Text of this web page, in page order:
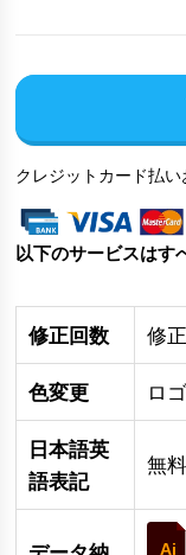
クレジットカード払い
以下のサービスはす
修正回数 修
色変更 ロ
日本語英
語表記
無
Ai